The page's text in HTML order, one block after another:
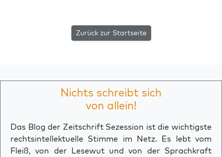
Zurück zur Startseite
Nichts schreibt sich
von allein!
Das Blog der Zeitschrift Sezession ist die wichtigste
rechtsintellektuelle Stimme im Netz. Es lebt vom
Fleiß, von der Lesewut und von der Sprachkraft